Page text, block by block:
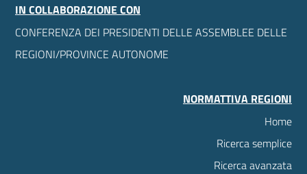
IN COLLABORAZIONE CON
CONFERENZA DEI PRESIDENTI DELLE ASSEMBLEE DELLE
REGIONI/PROVINCE AUTONOME
NORMATTIVA REGIONI
Home
Ricerca semplice
Ricerca avanzata